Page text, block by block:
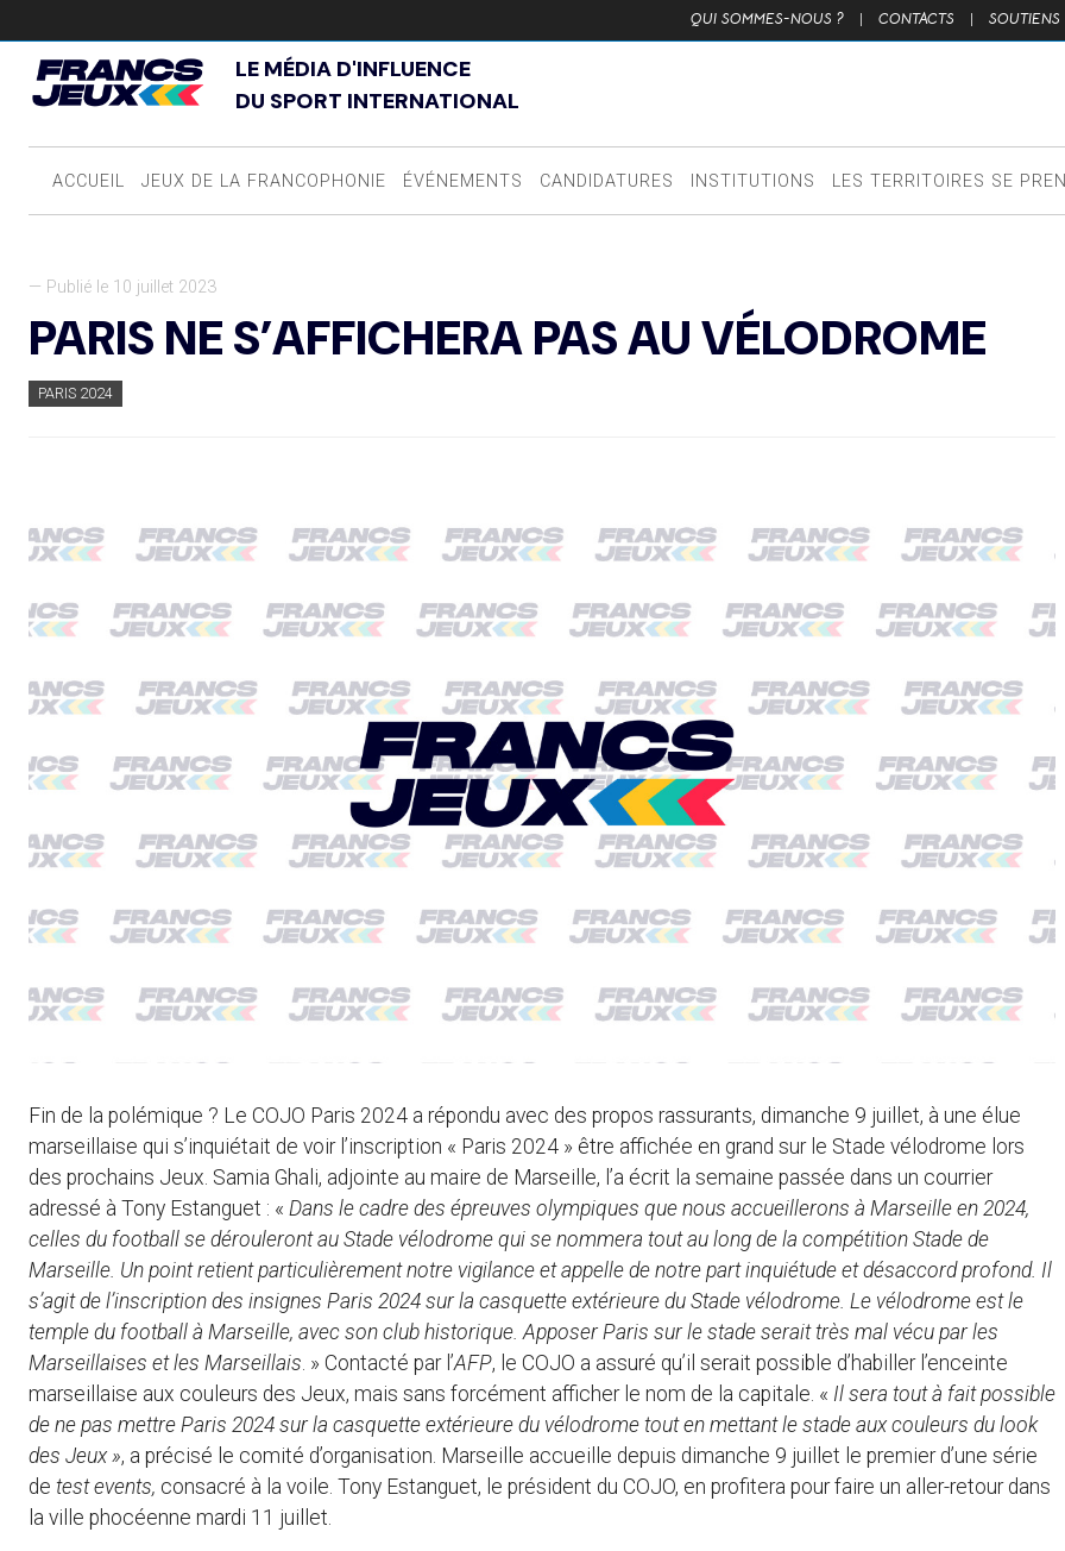
QUI SOMMES-NOUS ? | CONTACTS | SOUTIENS
LE MÉDIA D'INFLUENCE
DU SPORT INTERNATIONAL
ACCUEIL JEUX DE LA FRANCOPHONIE ÉVÉNEMENTS CANDIDATURES INSTITUTIONS LES TERRITOIRES SE
— Publié le 10 juillet 2023
PARIS NE S’AFFICHERA PAS AU VÉLODROME
PARIS 2024
Fin de la polémique ? Le COJO Paris 2024 a répondu avec des propos rassurants, dimanche 9 juillet, à une élue
marseillaise qui s’inquiétait de voir l’inscription « Paris 2024 » être affichée en grand sur le Stade vélodrome lors
des prochains Jeux. Samia Ghali, adjointe au maire de Marseille, l’a écrit la semaine passée dans un courrier
adressé à Tony Estanguet : « Dans le cadre des épreuves olympiques que nous accueillerons à Marseille en 2024,
celles du football se dérouleront au Stade vélodrome qui se nommera tout au long de la compétition Stade de
Marseille. Un point retient particulièrement notre vigilance et appelle de notre part inquiétude et désaccord profond. Il
s’agit de l’inscription des insignes Paris 2024 sur la casquette extérieure du Stade vélodrome. Le vélodrome est le
temple du football à Marseille, avec son club historique. Apposer Paris sur le stade serait très mal vécu par les
Marseillaises et les Marseillais. » Contacté par l’AFP, le COJO a assuré qu’il serait possible d’habiller l’enceinte
marseillaise aux couleurs des Jeux, mais sans forcément afficher le nom de la capitale. « Il sera tout à fait possible
de ne pas mettre Paris 2024 sur la casquette extérieure du vélodrome tout en mettant le stade aux couleurs du look
des Jeux », a précisé le comité d’organisation. Marseille accueille depuis dimanche 9 juillet le premier d’une série
de test events, consacré à la voile. Tony Estanguet, le président du COJO, en profitera pour faire un aller-retour dans
la ville phocéenne mardi 11 juillet.